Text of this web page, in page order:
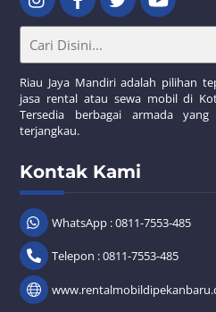
Riau Jaya Mandiri adalah pilihan
jasa rental atau sewa mobil di
Tersedia berbagai armada
terjangkau.
Kontak Kami
WhatsApp : 0811-7553-485
Telepon : 0811-7553-485